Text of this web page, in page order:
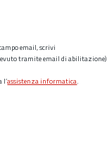
email, scrivi
tramite email di abilitazione)
l’assistenza informatica.